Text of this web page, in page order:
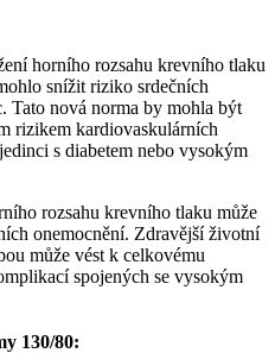
horního rozsahu krevního tlaku
snížit riziko srdečních
Tato nová norma by mohla být
rizikem kardiovaskulárních
s diabetem nebo vysokým
rozsahu krevního tlaku může
onemocnění. Zdravější životní
může vést k celkovému
spojených se vysokým
130/80: